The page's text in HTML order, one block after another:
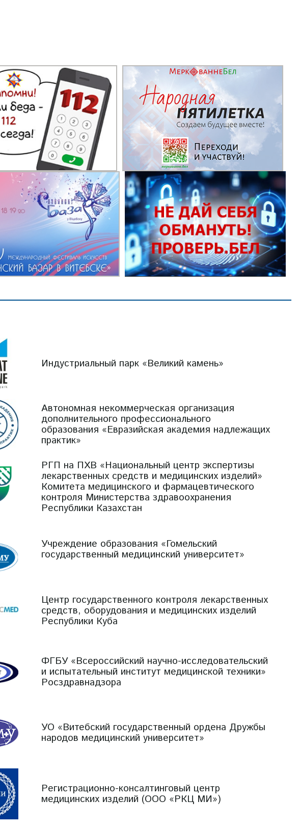
Индустриальный парк «Великий камень»
Автономная некоммерческая организация
дополнительного профессионального
образования «Евразийская академия надлежащих
практик»
РГП на ПХВ «Национальный центр экспертизы
лекарственных средств и медицинских изделий»
Комитета медицинского и фармацевтического
контроля Министерства здравоохранения
Республики Казахстан
Учреждение образования «Гомельский
государственный медицинский университет»
Центр государственного контроля лекарственных
средств, оборудования и медицинских изделий
Республики Куба
ФГБУ «Всероссийский научно-исследовательский
и испытательный институт медицинской техники»
Росздравнадзора
УО «Витебский государственный ордена Дружбы
народов медицинский университет»
Регистрационно-консалтинговый центр
медицинских изделий (ООО «РКЦ МИ»)